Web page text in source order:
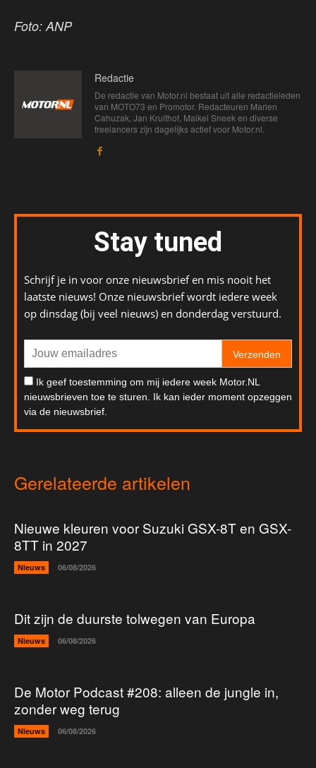
Foto: ANP
Redactie
De redactie van Motor.nl bestaat uit alle redactieleden
van MOTO73 en Promotor. Redacteuren Marien
Cahuzak, Jan Kruithof, Maikel Sneek en diverse
freelancers zijn dagelijks actief voor Motor.nl.
Stay tuned
Schrijf je in voor onze nieuwsbrief en mis nooit het
laatste nieuws! Onze nieuwsbrief wordt iedere week
op dinsdag (bij veel nieuws) en donderdag verstuurd.
Verzenden
Ik geef toestemming om mij iedere week Motor.NL
nieuwsbrieven toe te sturen. Ik kan ieder moment opzeggen
via de nieuwsbrief.
Gerelateerde artikelen
Nieuwe kleuren voor Suzuki GSX-8T en GSX-
8TT in 2027
Nieuws 06/08/2026
Dit zijn de duurste tolwegen van Europa
Nieuws 06/08/2026
De Motor Podcast #208: alleen de jungle in,
zonder weg terug
Nieuws 06/08/2026